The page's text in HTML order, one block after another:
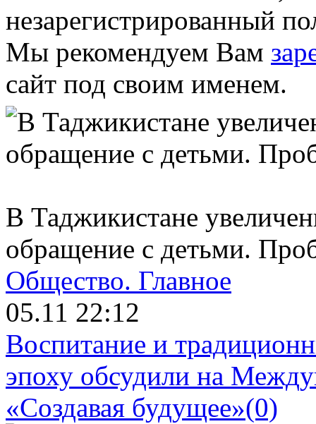
незарегистрированный
Мы рекомендуем Вам
сайт под своим именем.
В Таджикистане
обращение с детьми.
Общество. Главное
05.11 22:12
Воспитание и
эпоху обсудили на
«Создавая будущее»(0)